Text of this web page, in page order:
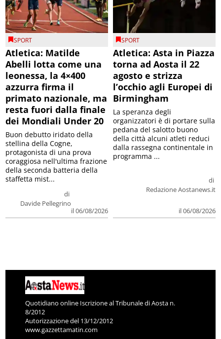
SPORT
Atletica: Matilde
Abelli lotta come una
leonessa, la 4×400
azzurra firma il
primato nazionale, ma
resta fuori dalla finale
dei Mondiali Under 20
di
Davide Pellegrino
il 06/08/2026
Buon debutto iridato della
stellina della Cogne,
protagonista di una prova
coraggiosa nell'ultima frazione
della seconda batteria della
staffetta mist...
SPORT
Atletica: Asta in Piazza
torna ad Aosta il 22
agosto e strizza
l’occhio agli Europei di
Birmingham
di
Redazione Aostanews.it
il 06/08/2026
La speranza degli
organizzatori è di portare sulla
pedana del salotto buono
della città alcuni atleti reduci
dalla rassegna continentale in
programma ...
Quotidiano online Iscrizione al Tribunale di Aosta n.
8/2012
Autorizzazione del 13/12/2012
www.gazzettamatin.com